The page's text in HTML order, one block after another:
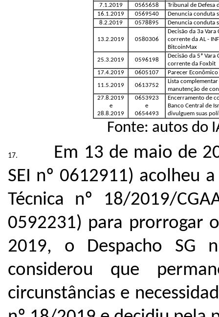
7.1.2019
0565658
Tribunal de Defesa
16.1.2019
0569540
Denuncia conduta
8.2.2019
0578895 Denuncia conduta
13.2.2019 0580306
Decisão da 3a Vara
corrente da AL -
BitcoinMax
25.3.2019
0596198
Decisão da 5ª
corrente da Foxbit
17.4.2019
0605107
Parecer
11.5.2019
0613752
Lista
manutenção de
27.8.2019
e
28.8.2019
0653923
e
0654493
Encerramento de
Banco Central de
divulguem suas
Fonte: autos do
Em 13 de maio de
SEI nº 0612911) acolheu
Técnica nº 18/2019/
0592231) para prorrogar
2019, o Despacho SG
considerou que
circunstâncias e